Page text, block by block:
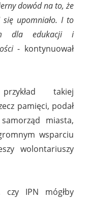
dowód na to, że
upomniało. I to
dla edukacji i
- kontynuował
takiej
pamięci, podał
miasta,
wsparciu
wolontariuszy
czy IPN mógłby